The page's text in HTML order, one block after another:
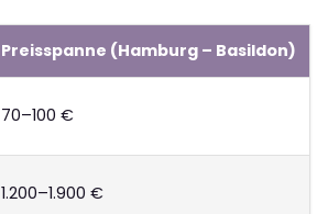
Preisspanne (Hamburg – Basildon)
70–100 €
1.200–1.900 €